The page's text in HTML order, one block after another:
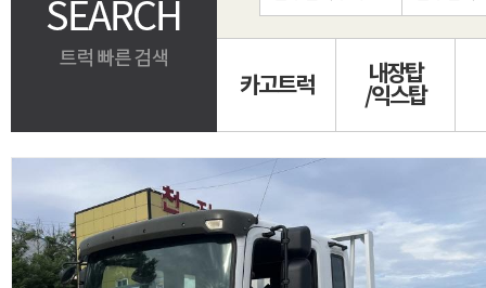
카고트럭
내장탑
/익스탑